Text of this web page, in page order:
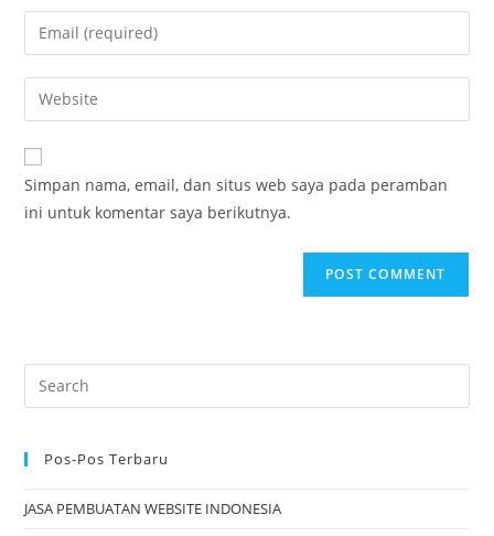
name
comment
Enter
your
email
address
comment
Enter
your
website
URL
(optional)
Simpan nama, email, dan situs web saya pada peramban
ini untuk komentar saya berikutnya.
Pos-Pos Terbaru
JASA PEMBUATAN WEBSITE INDONESIA